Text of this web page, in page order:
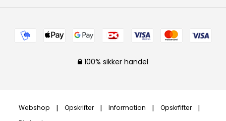
100% sikker handel
Webshop Opskrifter Information
Opskrfifter